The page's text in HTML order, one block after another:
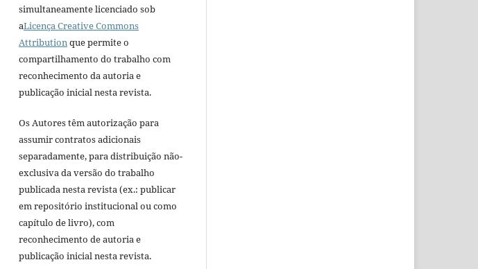
simultaneamente licenciado sob
aLicença Creative Commons
Attributionque permite o
compartilhamento do trabalho com
reconhecimento da autoria e
publicação inicial nesta revista.
Os Autores têm autorização para
assumir contratos adicionais
separadamente, para distribuição não-
exclusiva da versão do trabalho
publicada nesta revista (ex.: publicar
em repositório institucional ou como
capítulo de livro), com
reconhecimento de autoria e
publicação inicial nesta revista.